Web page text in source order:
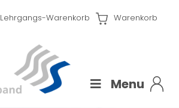
Lehrgangs-Warenkorb Warenkorb
Menu